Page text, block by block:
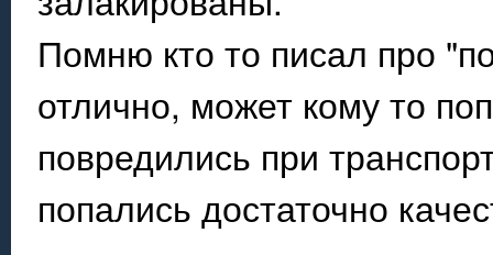
Помню кто то писал про
отлично, может кому то
повредились при
попались достаточно